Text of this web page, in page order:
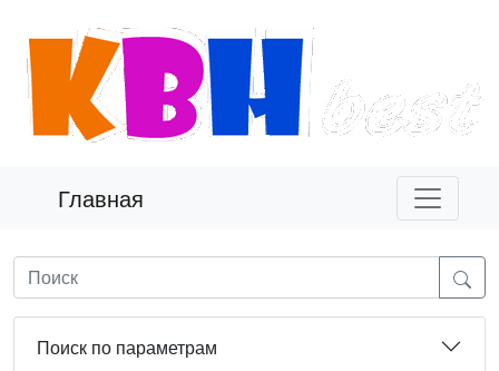
Главная
Поиск по параметрам